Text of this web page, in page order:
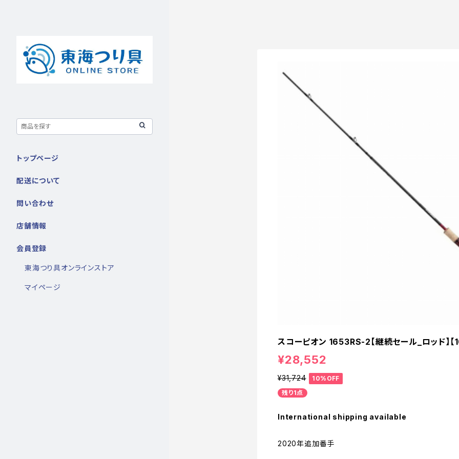
スコーピオン 1653RS-2【継続セール_ロッド】【
¥28,552
¥31,724
10%OFF
残り1点
International shipping available
2020年追加番手
トップページ
配送について
問い合わせ
店舗情報
会員登録
東海つり具オンラインストア
マイページ